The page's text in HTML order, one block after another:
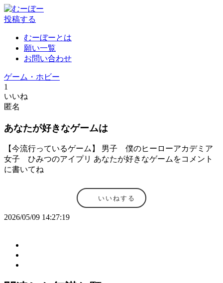
投稿する
むーぼーとは
願い一覧
お問い合わせ
ゲーム・ホビー
1
いいね
匿名
あなたが好きなゲームは
【今流行っているゲーム】 男子 僕のヒーローアカデミア
女子 ひみつのアイプリ あなたが好きなゲームをコメント
に書いてね
いいねする
2026/05/09 14:27:19